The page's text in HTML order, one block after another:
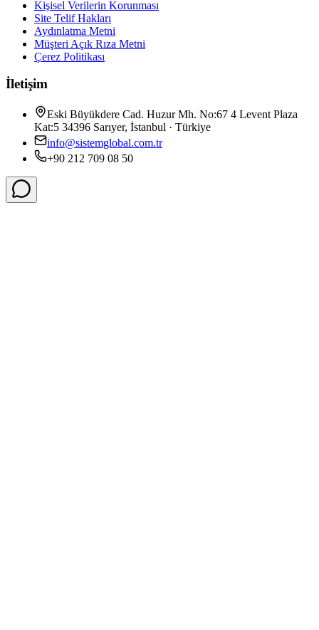
Kişisel Verilerin Korunması
Site Telif Hakları
Aydınlatma Metni
Müşteri Açık Rıza Metni
Çerez Politikası
İletişim
Eski Büyükdere Cad. Huzur Mh. No:67 4 Levent Plaza
Kat:5 34396 Sarıyer, İstanbul · Türkiye
info@sistemglobal.com.tr
+90 212 709 08 50